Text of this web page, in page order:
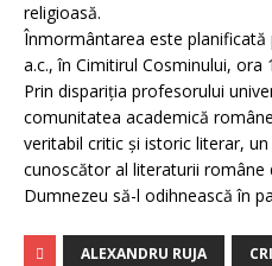
religioasă.
Înmormântarea este
a.c., în Cimitirul Cosminului, ora
Prin dispariția profesorului
comunitatea academică
veritabil critic și istoric literar,
cunoscător al literaturii române
Dumnezeu să-l odihnească în
ALEXANDRU RUJA